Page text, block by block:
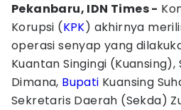
Pekanbaru, IDN Times -
Korupsi (KPK) akhirnya
operasi senyap yang
Kuantan Singingi
Dimana, Bupati Kuansing
Sekretaris Daerah (Sekda)